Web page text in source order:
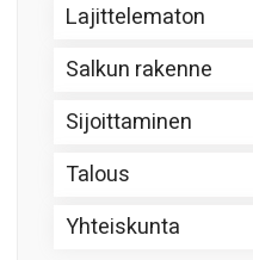
Lajittelematon
Salkun rakenne
Sijoittaminen
Talous
Yhteiskunta